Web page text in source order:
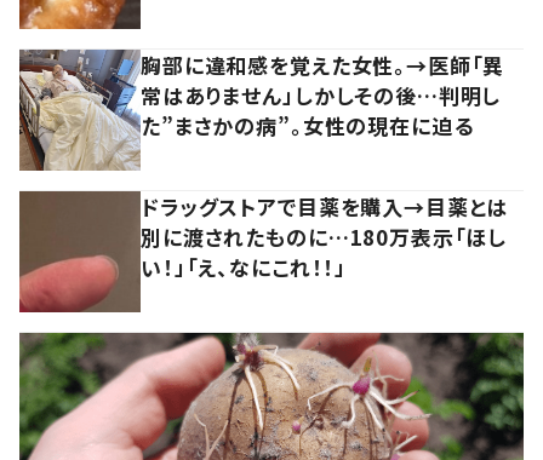
胸部に違和感を覚えた女性。→医師「異
常はありません」しかしその後…判明し
た”まさかの病”。女性の現在に迫る
ドラッグストアで目薬を購入→目薬とは
別に渡されたものに…180万表示「ほし
い！」「え、なにこれ！！」